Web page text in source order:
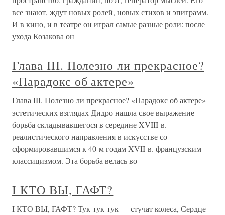
все знают, ждут новых ролей, новых стихов и эпиграмм.
И в кино, и в театре он играл самые разные роли: после
ухода Козакова он
Глава III. Полезно ли прекрасное?
«Парадокс об актере»
Глава III. Полезно ли прекрасное? «Парадокс об актере»
эстетических взглядах Дидро нашла свое выражение
борьба складывавшегося в середине XVIII в.
реалистического направления в искусстве со
сформировавшимся к 40-м годам XVII в. французским
классицизмом. Эта борьба велась во
I КТО ВЫ, ГАФТ?
I КТО ВЫ, ГАФТ? Тук-тук-тук — стучат колеса, Сердце